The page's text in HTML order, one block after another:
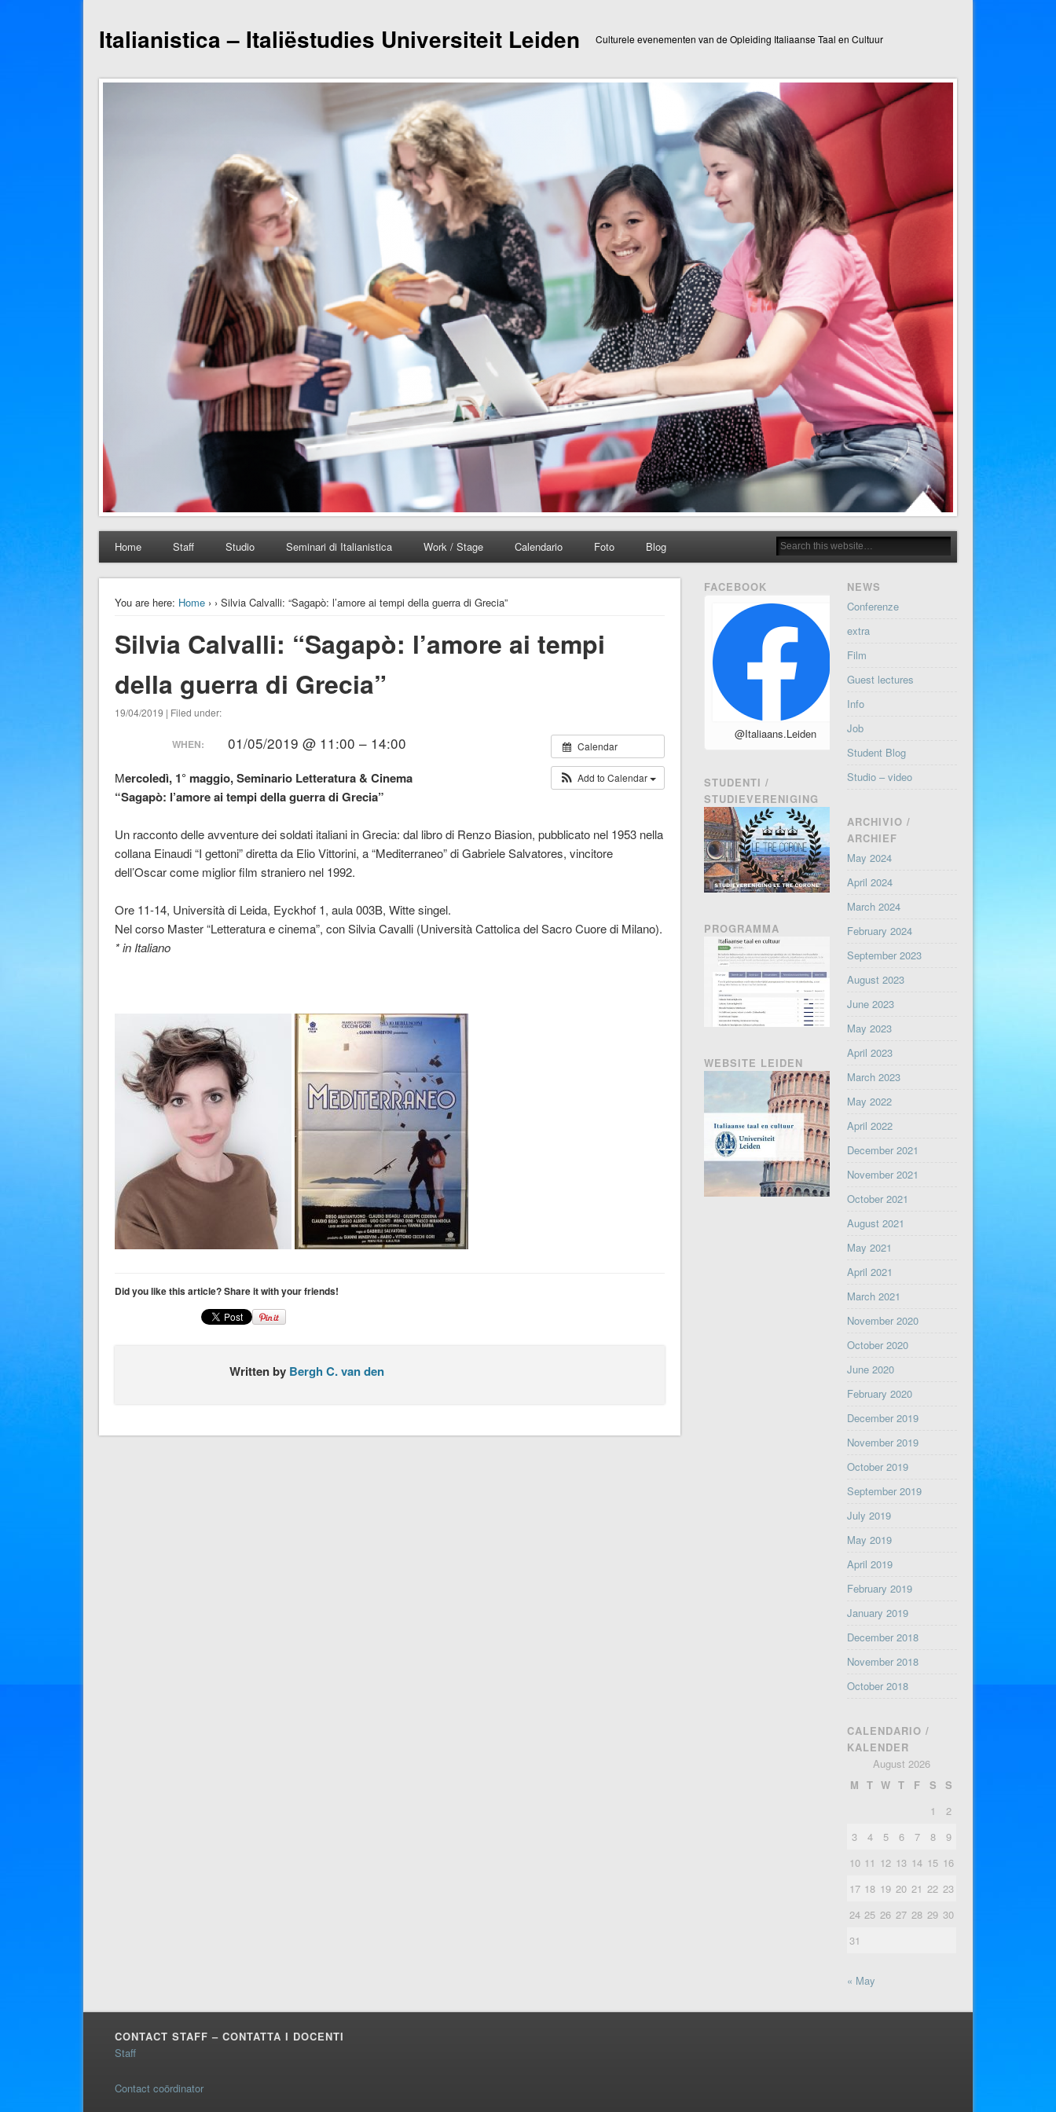
Italianistica – Italiëstudies Universiteit Leiden Culturele evenementen van de Opleiding Italiaanse Taal en Cultuur
Home Staff Studio Seminari di Italianistica Work / Stage Calendario Foto Blog
You are here: Home› › Silvia Calvalli: “Sagapò: l’amore ai tempi della guerra di Grecia”
Silvia Calvalli: “Sagapò: l’amore ai tempi
della guerra di Grecia”
19/04/2019 | Filed under:
Calendar
Add to Calendar
WHEN: 01/05/2019 @ 11:00 – 14:00
Mercoledì, 1° maggio, Seminario Letteratura & Cinema
“Sagapò: l’amore ai tempi della guerra di Grecia”
Un racconto delle avventure dei soldati italiani in Grecia: dal libro di Renzo Biasion, pubblicato nel 1953 nella
collana Einaudi “I gettoni” diretta da Elio Vittorini, a “Mediterraneo” di Gabriele Salvatores, vincitore
dell’Oscar come miglior film straniero nel 1992.
Ore 11-14, Università di Leida, Eyckhof 1, aula 003B, Witte singel.
Nel corso Master “Letteratura e cinema”, con Silvia Cavalli (Università Cattolica del Sacro Cuore di Milano).
* in Italiano
Did you like this article? Share it with your friends!
Written by Bergh C. van den
FACEBOOK
@Italiaans.Leiden
STUDENTI /
STUDIEVERENIGING
PROGRAMMA
WEBSITE LEIDEN
NEWS
Conferenze
extra
Film
Guest lectures
Info
Job
Student Blog
Studio – video
ARCHIVIO /
ARCHIEF
May 2024
April 2024
March 2024
February 2024
September 2023
August 2023
June 2023
May 2023
April 2023
March 2023
May 2022
April 2022
December 2021
November 2021
October 2021
August 2021
May 2021
April 2021
March 2021
November 2020
October 2020
June 2020
February 2020
December 2019
November 2019
October 2019
September 2019
July 2019
May 2019
April 2019
February 2019
January 2019
December 2018
November 2018
October 2018
CALENDARIO /
KALENDER
August 2026
M T W T F S
S
1
2
3
4 5 6 7 8
9
10 11 12 13 14 15 16
17 18 19 20 21 22 23
24 25 26 27 28 29 30
31
« May
CONTACT STAFF – CONTATTA I DOCENTI
Staff
Contact coördinator